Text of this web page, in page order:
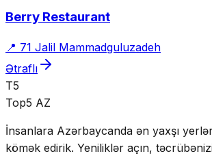
Berry Restaurant
📍 71 Jalil Mammadguluzadeh
Ətraflı
T5
Top5 AZ
İnsanlara Azərbaycanda ən yaxşı
kömək edirik. Yeniliklər açın,